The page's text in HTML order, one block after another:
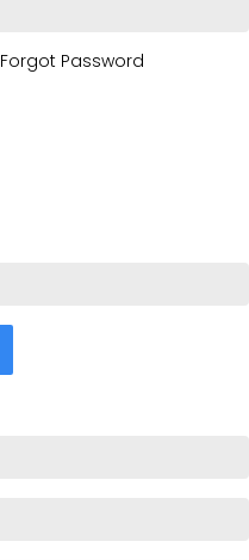
Forgot Password